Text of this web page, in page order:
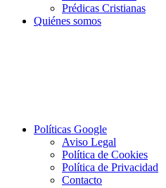
Prédicas Cristianas
Quiénes somos
Políticas Google
Aviso Legal
Política de Cookies
Política de Privacidad
Contacto